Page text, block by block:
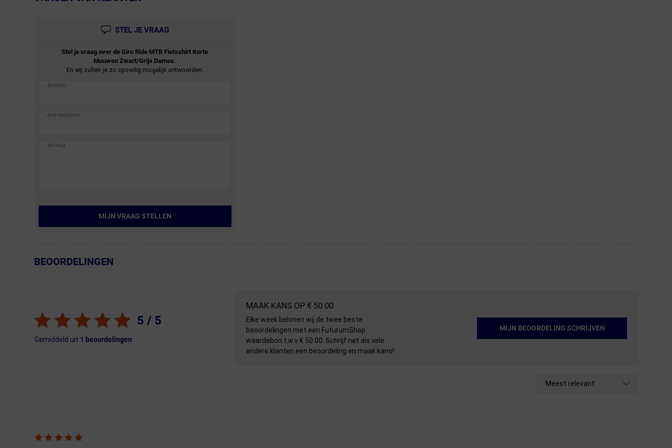
STEL JE VRAAG
Stel je vraag over deGiro Ride MTB Fietsshirt Korte
Mouwen Zwart/Grijs Dames.
En wij zullen je zo spoedig mogelijk antwoorden.
MIJN VRAAG STELLEN
← Terug naar productnavigatie
BEOORDELINGEN
5 / 5
Gemiddeld uit 1 beoordelingen
MAAK KANS OP € 50.00
Elke week belonen wij de twee beste
beoordelingen met een FuturumShop
waardebon t.w.v € 50.00. Schrijf net als vele
andere klanten een beoordeling en maak kans!
MIJN BEOORDELING SCHRIJVEN
Meest relevant